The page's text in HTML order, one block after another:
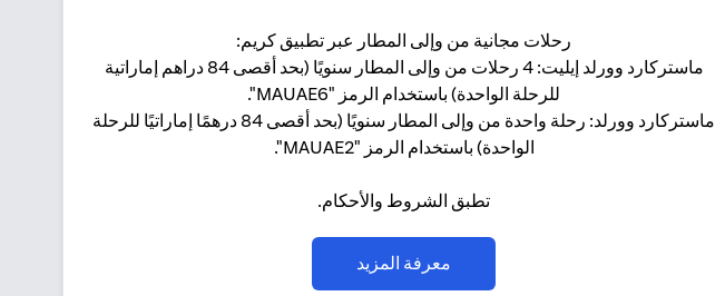
رحلات مجانية من وإلى المطار عبر تطبيق كريم:
ماستركارد وورلد إيليت: 4 رحلات من وإلى المطار سنويًا (بحد أقصى 84 دراهم إماراتية
للرحلة الواحدة) باستخدام الرمز "MAUAE6".
ماستركارد وورلد: رحلة واحدة من وإلى المطار سنويًا (بحد أقصى 84 درهمًا إماراتيًا للرحلة
الواحدة) باستخدام الرمز "MAUAE2".
تطبق الشروط والأحكام.
معرفة المزيد